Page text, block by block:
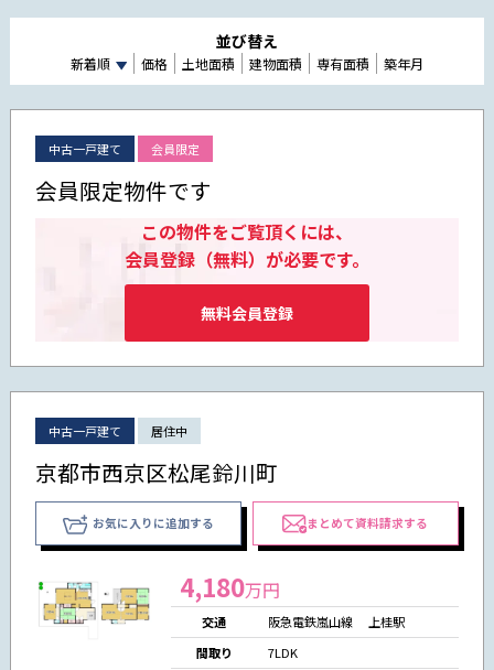
並び替え
新着順 価格 土地面積 建物面積 専有面積 築年月
中古一戸建て 会員限定
会員限定物件です
この物件をご覧頂くには、
会員登録（無料）が必要です。
無料会員登録
中古一戸建て 居住中
京都市西京区松尾鈴川町
お気に入りに追加する まとめて資料請求する
4,180万円
交通
阪急電鉄嵐山線 上桂駅
間取り
7LDK